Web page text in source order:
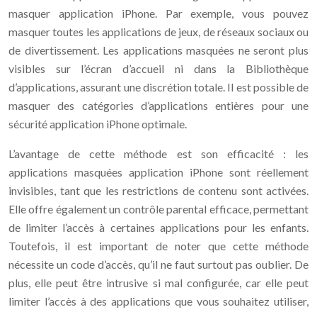
masquer application iPhone. Par exemple, vous pouvez
masquer toutes les applications de jeux, de réseaux sociaux ou
de divertissement. Les applications masquées ne seront plus
visibles sur l’écran d’accueil ni dans la Bibliothèque
d’applications, assurant une discrétion totale. Il est possible de
masquer des catégories d’applications entières pour une
sécurité application iPhone optimale.
L’avantage de cette méthode est son efficacité : les
applications masquées application iPhone sont réellement
invisibles, tant que les restrictions de contenu sont activées.
Elle offre également un contrôle parental efficace, permettant
de limiter l’accès à certaines applications pour les enfants.
Toutefois, il est important de noter que cette méthode
nécessite un code d’accès, qu’il ne faut surtout pas oublier. De
plus, elle peut être intrusive si mal configurée, car elle peut
limiter l’accès à des applications que vous souhaitez utiliser,